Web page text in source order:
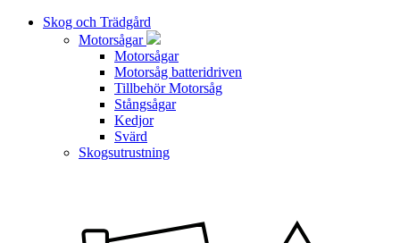
Skog och Trädgård
Motorsågar
Motorsågar
Motorsåg batteridriven
Tillbehör Motorsåg
Stångsågar
Kedjor
Svärd
Skogsutrustning